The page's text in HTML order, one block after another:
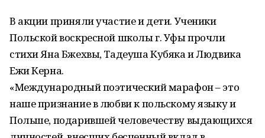
В акции приняли участие и дети. Ученики
Польской воскресной школы г. Уфы прочли
стихи Яна Бжехвы, Тадеуша Кубяка и Людвика
Ежи Керна.
«Международный поэтический марафон – это
наше признание в любви к польскому языку и
Польше, подарившей человечеству выдающихся